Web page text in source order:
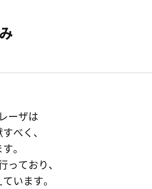
ーザは
べく、
。
ており、
います。